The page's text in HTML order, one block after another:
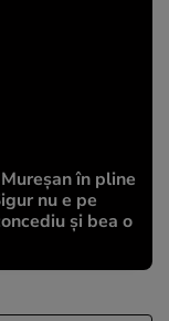
în pline
nu e pe
și bea o